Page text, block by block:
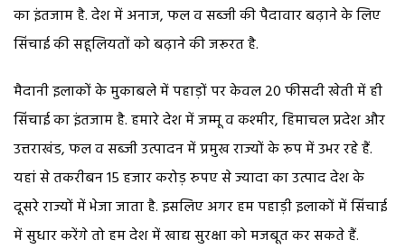
का इंतजाम है. देश में अनाज, फल व सब्जी की पैदावार बढ़ाने के लिए
सिंचाई की सहूलियतों को बढ़ाने की जरूरत है.
मैदानी इलाकों के मुकाबले में पहाड़ों पर केवल 20 फीसदी खेती में ही
सिंचाई का इंतजाम है. हमारे देश में जम्मू व कश्मीर, हिमाचल प्रदेश और
उत्तराखंड, फल व सब्जी उत्पादन में प्रमुख राज्यों के रूप में उभर रहे हैं.
यहां से तकरीबन 15 हजार करोड़ रुपए से ज्यादा का उत्पाद देश के
दूसरे राज्यों में भेजा जाता है. इसलिए अगर हम पहाड़ी इलाकों में सिंचाई
में सुधार करेंगे तो हम देश में खाद्य सुरक्षा को मजबूत कर सकते हैं.